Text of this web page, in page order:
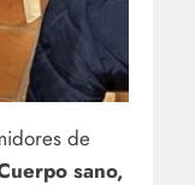
de
sano,